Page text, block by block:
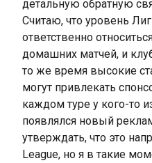
детальную обратную
Считаю, что уровень
ответственно
домашних матчей, и
то же время высокие
могут привлекать
каждом туре у кого-то
появлялся новый
утверждать, что это
League, но я в такие